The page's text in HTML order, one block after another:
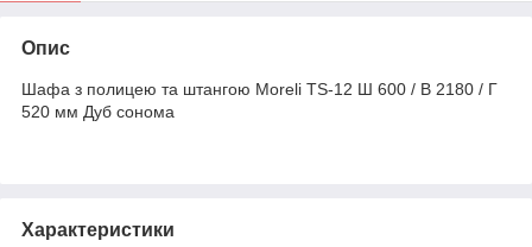
Опис
Шафа з полицею та штангою Moreli TS-12 Ш 600 / В 2180 / Г
520 мм Дуб сонома
Характеристики